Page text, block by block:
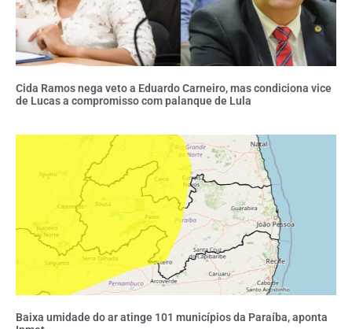
Cida Ramos nega veto a Eduardo Carneiro, mas condiciona vice
de Lucas a compromisso com palanque de Lula
Baixa umidade do ar atinge 101 municípios da Paraíba, aponta